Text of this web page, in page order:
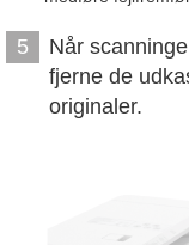
5
Når
fjerne de
originaler.